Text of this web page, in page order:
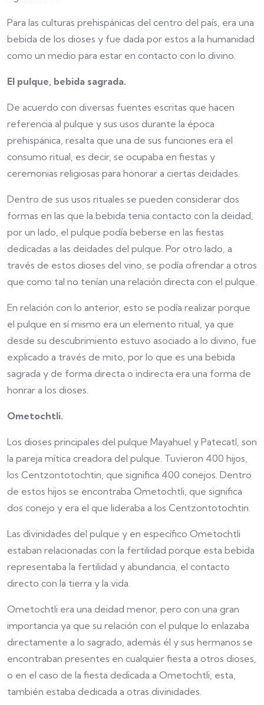
Para las culturas prehispánicas del centro del país, era una
bebida de los dioses y fue dada por estos a la humanidad
como un medio para estar en contacto con lo divino.
El pulque, bebida sagrada.
De acuerdo con diversas fuentes escritas que hacen
referencia al pulque y sus usos durante la época
prehispánica, resalta que una de sus funciones era el
consumo ritual, es decir, se ocupaba en fiestas y
ceremonias religiosas para honorar a ciertas deidades.
Dentro de sus usos rituales se pueden considerar dos
formas en las que la bebida tenia contacto con la deidad,
por un lado, el pulque podía beberse en las fiestas
dedicadas a las deidades del pulque. Por otro lado, a
través de estos dioses del vino, se podía ofrendar a otros
que como tal no tenían una relación directa con el pulque.
En relación con lo anterior, esto se podía realizar porque
el pulque en sí mismo era un elemento ritual, ya que
desde su descubrimiento estuvo asociado a lo divino, fue
explicado a través de mito, por lo que es una bebida
sagrada y de forma directa o indirecta era una forma de
honrar a los dioses.
Ometochtli.
Los dioses principales del pulque Mayahuel y Patecatl, son
la pareja mítica creadora del pulque. Tuvieron 400 hijos,
los Centzontotochtin, que significa 400 conejos. Dentro
de estos hijos se encontraba Ometochtli, que significa
dos conejo y era el que lideraba a los Centzontotochtin.
Las divinidades del pulque y en específico Ometochtli
estaban relacionadas con la fertilidad porque esta bebida
representaba la fertilidad y abundancia, el contacto
directo con la tierra y la vida.
Ometochtli era una deidad menor, pero con una gran
importancia ya que su relación con el pulque lo enlazaba
directamente a lo sagrado, además él y sus hermanos se
encontraban presentes en cualquier fiesta a otros dioses,
o en el caso de la fiesta dedicada a Ometochtli, esta,
también estaba dedicada a otras divinidades.